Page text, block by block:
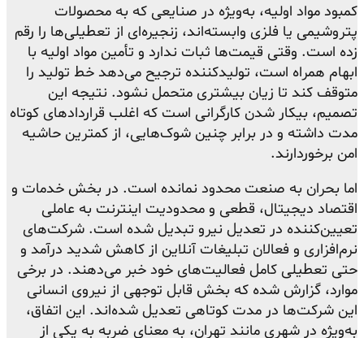
کمبود مواد اولیه، به‌ویژه در صنایعی که به محصولات
پتروشیمی یا فلزی وابسته‌اند، زنجیره‌ای از تعطیلی‌ها را رقم
زده است. وقتی قیمت‌ها ثبات ندارد و تأمین مواد اولیه با
ابهام همراه است، تولیدکننده ترجیح می‌دهد خط تولید را
متوقف کند تا زیان بیشتری متحمل نشود. نتیجه این
تصمیم، بیکار شدن کارگرانی است که اغلب قراردادهای کوتاه
مدت داشته و در برابر چنین شوک‌هایی، از کمترین حاشیه
امن برخوردارند.
اما بحران به صنعت محدود نمانده است. در بخش خدمات و
اقتصاد دیجیتال، قطعی و محدودیت اینترنت به عاملی
تعیین‌کننده در تعدیل نیرو تبدیل شده است. شرکت‌های
نرم‌افزاری و فعالان تبلیغات آنلاین از کاهش شدید درآمد و
حتی تعطیلی کامل فعالیت‌های خود خبر می‌دهند. در برخی
موارد، گزارش شده که بخش قابل توجهی از نیروی انسانی
این شرکت‌ها در مدت کوتاهی تعدیل شده‌اند. این اتفاق،
به‌ویژه در شهری مانند تهران، به معنای ضربه به یکی از